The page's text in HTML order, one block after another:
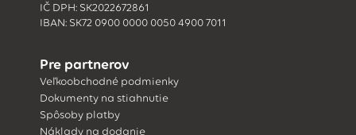
IČ DPH: SK2022672861
IBAN: SK72 0900 0000 0050 4900 7011
Pre partnerov
Veľkoobchodné podmienky
Dokumenty na stiahnutie
Spôsoby platby
Náklady na dodanie